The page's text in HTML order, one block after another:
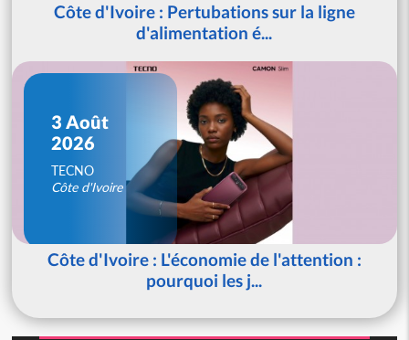
Côte d'Ivoire : Pertubations sur la ligne
d'alimentation é...
3 Août
2026
TECNO
Côte d'Ivoire
Côte d'Ivoire : L'économie de l'attention :
pourquoi les j...